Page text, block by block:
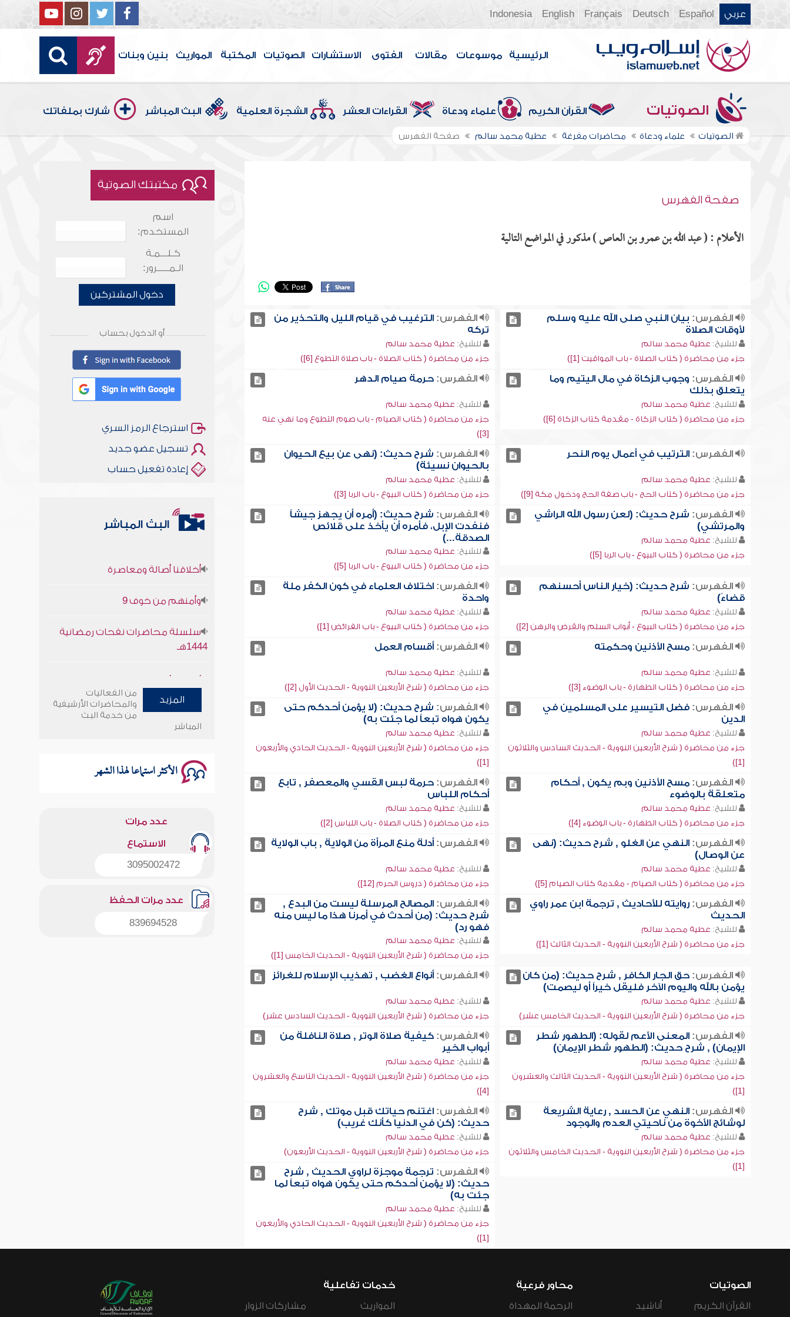
عربي Español
Deutsch
Français
English
Indonesia
الرئيسية موسوعات مقالات الفتوى الاستشارات الصوتيات المكتبة المواريث بنين وبنات
الصوتيات القرآن الكريم علماء ودعاة القراءات العشر الشجرة العلمية البث المباشر شارك بملفاتك
الصوتيات علماء ودعاة محاضرات مفرغة عطية محمد سالم صفحة الفهرس
صفحة الفهرس
الأعلام : ( عبد الله بن عمرو بن العاص ) مذكور في المواضع التالية
الفهرس: بيان النبي صلى الله عليه وسلم
لأوقات الصلاة
للشيخ: عطية محمد سالم
جزء من محاضرة ( كتاب الصلاة - باب المواقيت [1])
الفهرس: الترغيب في قيام الليل والتحذير من
تركه
للشيخ: عطية محمد سالم
جزء من محاضرة ( كتاب الصلاة - باب صلاة التطوع [6])
الفهرس: وجوب الزكاة في مال اليتيم وما
يتعلق بذلك
للشيخ: عطية محمد سالم
جزء من محاضرة ( كتاب الزكاة - مقدمة كتاب الزكاة [6])
الفهرس: حرمة صيام الدهر
للشيخ: عطية محمد سالم
جزء من محاضرة ( كتاب الصيام - باب صوم التطوع وما نهي عنه
[3])
الفهرس:الترتيب في أعمال يوم النحر
للشيخ: عطية محمد سالم
جزء من محاضرة ( كتاب الحج - باب صفة الحج ودخول مكة [9])
الفهرس: شرح حديث: (نهى عن بيع الحيوان
بالحيوان نسيئة)
للشيخ: عطية محمد سالم
جزء من محاضرة ( كتاب البيوع - باب الربا [3])
الفهرس: شرح حديث: (لعن رسول الله الراشي
والمرتشي)
للشيخ: عطية محمد سالم
جزء من محاضرة ( كتاب البيوع - باب الربا [5])
الفهرس: شرح حديث: (أمره أن يجهز جيشاً
فنفدت الإبل، فأمره أن يأخذ على قلائص
الصدقة...)
للشيخ: عطية محمد سالم
جزء من محاضرة ( كتاب البيوع - باب الربا [5])
الفهرس: شرح حديث: (خيار الناس أحسنهم
قضاءً)
للشيخ: عطية محمد سالم
جزء من محاضرة ( كتاب البيوع - أبواب السلم والقرض والرهن [2])
الفهرس: اختلاف العلماء في كون الكفر ملة
واحدة
للشيخ: عطية محمد سالم
جزء من محاضرة ( كتاب البيوع - باب الفرائض [1])
الفهرس:مسح الأذنين وحكمته
للشيخ: عطية محمد سالم
جزء من محاضرة ( كتاب الطهارة - باب الوضوء [3])
الفهرس: أقسام العمل
للشيخ: عطية محمد سالم
جزء من محاضرة ( شرح الأربعين النووية - الحديث الأول [2])
الفهرس:فضل التيسير على المسلمين في
الدين
للشيخ: عطية محمد سالم
جزء من محاضرة ( شرح الأربعين النووية - الحديث السادس والثلاثون
[1])
الفهرس: شرح حديث: (لا يؤمن أحدكم حتى
يكون هواه تبعاً لما جئت به)
للشيخ: عطية محمد سالم
جزء من محاضرة ( شرح الأربعين النووية - الحديث الحادي والأربعون
[1])
الفهرس:مسح الأذنين وبم يكون , أحكام
متعلقة بالوضوء
للشيخ: عطية محمد سالم
جزء من محاضرة ( كتاب الطهارة - باب الوضوء [4])
الفهرس: حرمة لبس القسي والمعصفر , تابع
أحكام اللباس
للشيخ: عطية محمد سالم
جزء من محاضرة ( كتاب الصلاة - باب اللباس [2])
الفهرس:النهي عن الغلو , شرح حديث: (نهى
عن الوصال)
للشيخ: عطية محمد سالم
جزء من محاضرة ( كتاب الصيام - مقدمة كتاب الصيام [5])
الفهرس: أدلة منع المرأة من الولاية , باب الولاية
للشيخ: عطية محمد سالم
جزء من محاضرة ( دروس الحرم [12])
الفهرس:روايته للأحاديث , ترجمة ابن عمر راوي
الحديث
للشيخ: عطية محمد سالم
جزء من محاضرة ( شرح الأربعين النووية - الحديث الثالث [1])
الفهرس: المصالح المرسلة ليست من البدع ,
شرح حديث: (من أحدث في أمرنا هذا ما ليس منه
فهو رد)
للشيخ: عطية محمد سالم
جزء من محاضرة ( شرح الأربعين النووية - الحديث الخامس [1])
الفهرس:حق الجار الكافر , شرح حديث: (من كان
يؤمن بالله واليوم الآخر فليقل خيراً أو ليصمت)
للشيخ: عطية محمد سالم
جزء من محاضرة ( شرح الأربعين النووية - الحديث الخامس عشر)
الفهرس: أنواع الغضب , تهذيب الإسلام للغرائز
للشيخ: عطية محمد سالم
جزء من محاضرة ( شرح الأربعين النووية - الحديث السادس عشر)
الفهرس:المعنى الأعم لقوله: (الطهور شطر
الإيمان) , شرح حديث: (الطهور شطر الإيمان)
للشيخ: عطية محمد سالم
جزء من محاضرة ( شرح الأربعين النووية - الحديث الثالث والعشرون
[1])
الفهرس: كيفية صلاة الوتر , صلاة النافلة من
أبواب الخير
للشيخ: عطية محمد سالم
جزء من محاضرة ( شرح الأربعين النووية - الحديث التاسع والعشرون
[4])
الفهرس:النهي عن الحسد , رعاية الشريعة
لوشائج الأخوة من ناحيتي العدم والوجود
للشيخ: عطية محمد سالم
جزء من محاضرة ( شرح الأربعين النووية - الحديث الخامس والثلاثون
[1])
الفهرس: اغتنم حياتك قبل موتك , شرح
حديث: (كن في الدنيا كأنك غريب)
للشيخ: عطية محمد سالم
جزء من محاضرة ( شرح الأربعين النووية - الحديث الأربعون)
الفهرس: ترجمة موجزة لراوي الحديث , شرح
حديث: (لا يؤمن أحدكم حتى يكون هواه تبعاً لما
جئت به)
للشيخ: عطية محمد سالم
جزء من محاضرة ( شرح الأربعين النووية - الحديث الحادي والأربعون
[1])
مكتبتك الصوتية
اسم
المستخدم:
كـلـــمـة
الـمـــــرور:
دخول المشتركين
أو الدخول بحساب
استرجاع الرمز السري
تسجيل عضو جديد
إعادة تفعيل حساب
البث المباشر
1444هـ
وأمنهم من خوف 9
سلسلة محاضرات نفحات رمضانية
المزيد
من الفعاليات
والمحاضرات الأرشيفية
من خدمة البث
المباشر
الأكثر استماعا لهذا الشهر
عدد مرات
الاستماع
3095002472
عدد مرات الحفظ
839694528
الصوتيات
القرآن الكريم
أناشيد
محاور فرعية
الرحمة المهداة
خدمات تفاعلية
المواريث
مشاركات الزوار